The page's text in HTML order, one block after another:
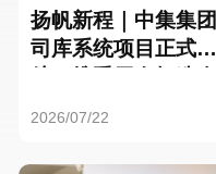
扬帆新程｜中集集团
司库系统项目正式启
2026/07/22